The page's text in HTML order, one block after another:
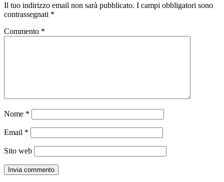
Il tuo indirizzo email non sarà pubblicato. I campi obbligatori sono
contrassegnati *
Commento *
Nome *
Email *
Sito web